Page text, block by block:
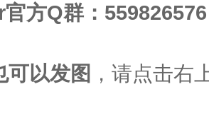
› 方Q群：559826576
可以发图 ，请点击右